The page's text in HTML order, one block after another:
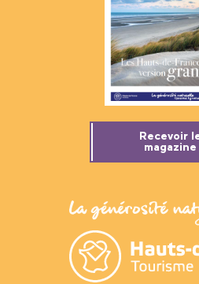
Recevoir
magazine